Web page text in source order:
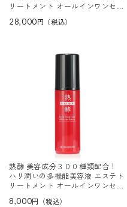
リートメント オールインワンセラ
28,000
熟酵 美容成分３００種類配合！
ハリ潤いの多機能美容液 エステト
リートメント オールインワンセラ
8,000